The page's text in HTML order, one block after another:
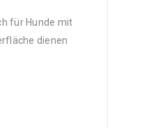
für Hunde mit
dienen